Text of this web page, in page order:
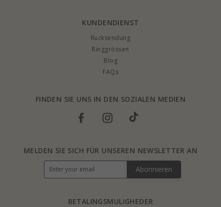
KUNDENDIENST
Rucksendung
Ringgrössen
Blog
FAQs
FINDEN SIE UNS IN DEN SOZIALEN MEDIEN
BETALINGSMULIGHEDER
MELDEN SIE SICH FÜR UNSEREN NEWSLETTER AN
Abonnieren